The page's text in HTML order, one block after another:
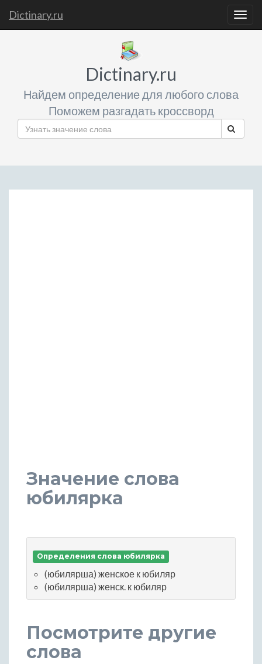
Dictinary.ru
Dictinary.ru
Найдем определение для любого слова
Поможем разгадать кроссворд
Значение слова
юбилярка
Определения слова юбилярка
(юбилярша) женское к юбиляр
(юбилярша) женск. к юбиляр
Посмотрите другие
слова